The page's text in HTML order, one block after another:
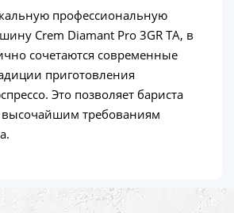
профессиональную
Crem Diamant Pro 3GR TA, в
сочетаются современные
приготовления
Это позволяет бариста
высочайшим требованиям